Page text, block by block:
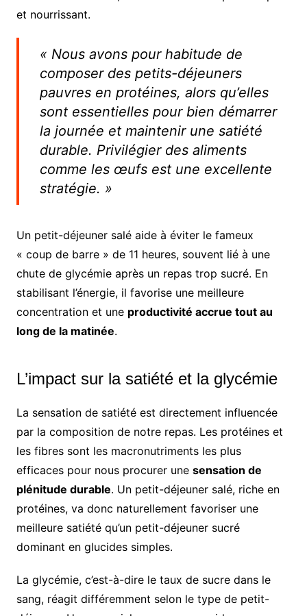
et nourrissant.
« Nous avons pour habitude de
composer des petits-déjeuners
pauvres en protéines, alors qu’elles
sont essentielles pour bien démarrer
la journée et maintenir une satiété
durable. Privilégier des aliments
comme les œufs est une excellente
stratégie. »
Un petit-déjeuner salé aide à éviter le fameux
« coup de barre » de 11 heures, souvent lié à une
chute de glycémie après un repas trop sucré. En
stabilisant l’énergie, il favorise une meilleure
concentration et une productivité accrue tout au
long de la matinée.
L’impact sur la satiété et la glycémie
La sensation de satiété est directement influencée
par la composition de notre repas. Les protéines et
les fibres sont les macronutriments les plus
efficaces pour nous procurer une sensation de
plénitude durable. Un petit-déjeuner salé, riche en
protéines, va donc naturellement favoriser une
meilleure satiété qu’un petit-déjeuner sucré
dominant en glucides simples.
La glycémie, c’est-à-dire le taux de sucre dans le
sang, réagit différemment selon le type de petit-